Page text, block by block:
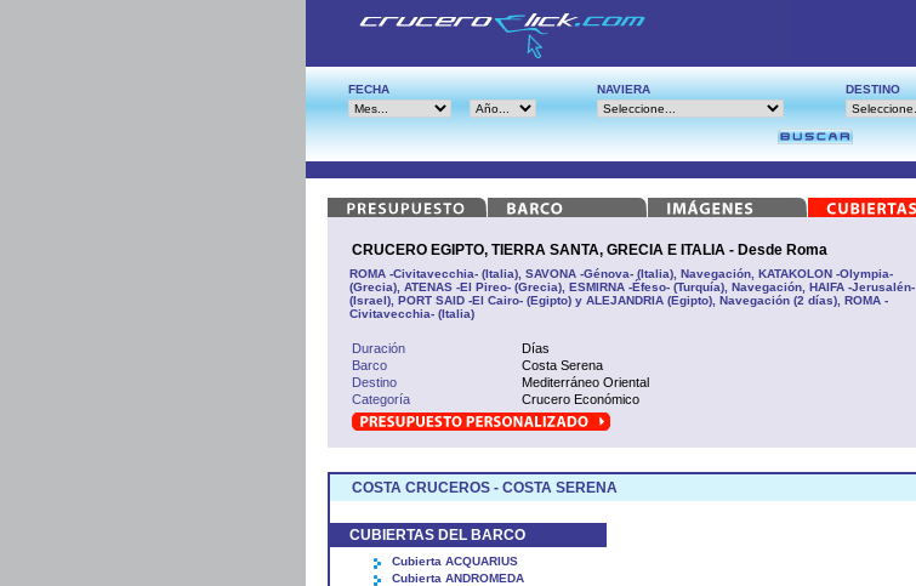
FECHA NAVIERA DESTINO
CRUCERO EGIPTO, TIERRA SANTA, GRECIA E ITALIA - Desde Roma
ROMA -Civitavecchia- (Italia), SAVONA -Génova- (Italia), Navegación, KATAKOLON -Olympia-
(Grecia), ATENAS -El Pireo- (Grecia), ESMIRNA -Éfeso- (Turquía), Navegación, HAIFA -Jerusalén-
(Israel), PORT SAID -El Cairo- (Egipto) y ALEJANDRIA (Egipto), Navegación (2 días), ROMA -
Civitavecchia- (Italia)
Duración
Días
Barco
Costa Serena
Destino
Mediterráneo Oriental
Categoría
Crucero Económico
COSTA CRUCEROS - COSTA SERENA
CUBIERTAS DEL BARCO
Cubierta ACQUARIUS
Cubierta ANDROMEDA